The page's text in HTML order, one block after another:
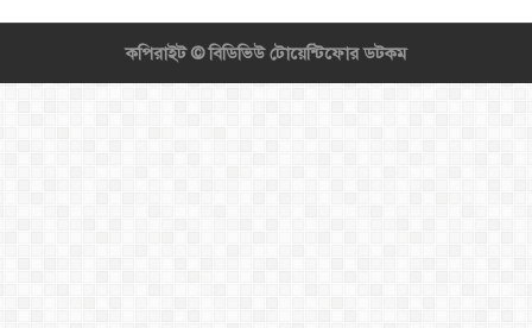
কপিরাইট ©বিডিভিউ টোয়েন্টিফোর ডটকম